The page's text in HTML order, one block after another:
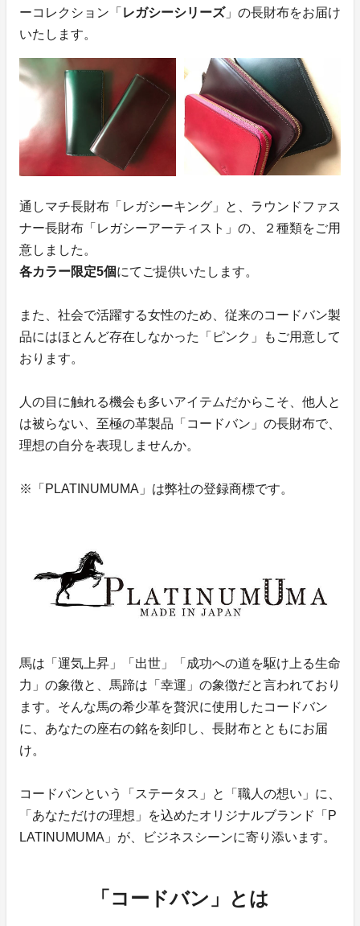
ーコレクション「 レガシーシリーズ」の長財布をお届け
いたします。
通しマチ長財布「レガシーキング」と、ラウンドファス
ナー長財布「レガシーアーティスト」の、２種類をご用
意しました。
各カラー限定5個にてご提供いたします。
また、社会で活躍する女性のため、従来のコードバン製
品にはほとんど存在しなかった「ピンク」もご用意して
おります。
人の目に触れる機会も多いアイテムだからこそ、他人と
は被らない、至極の革製品「コードバン」の長財布で、
理想の自分を表現しませんか。
※「PLATINUMUMA」は弊社の登録商標です。
馬は「運気上昇」「出世」「成功への道を駆け上る生命
力」の象徴と、馬蹄は「幸運」の象徴だと言われており
ます。そんな馬の希少革を贅沢に使用したコードバン
に、あなたの座右の銘を刻印し、長財布とともにお届
け。
コードバンという「ステータス」と「職人の想い」に、
「あなただけの理想」を込めたオリジナルブランド「P
LATINUMUMA」が、ビジネスシーンに寄り添います。
「コードバン」とは